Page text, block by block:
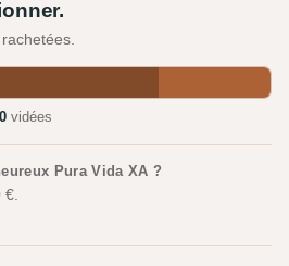
0 vidées
Pura Vida XA ?
€.